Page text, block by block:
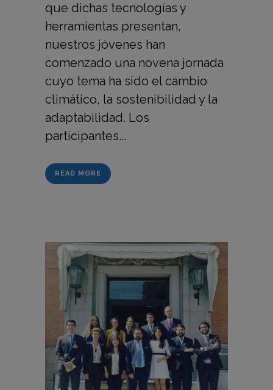
que dichas tecnologías y
herramientas presentan,
nuestros jóvenes han
comenzado una novena jornada
cuyo tema ha sido el cambio
climático, la sostenibilidad y la
adaptabilidad. Los
participantes...
READ MORE